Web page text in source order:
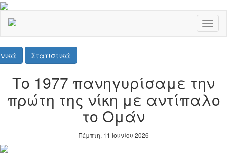
Στατιστικά
Το 1977 πανηγυρίσαμε την
πρώτη της νίκη με αντίπαλο
το Ομάν
Πέμπτη, 11 Ιουνίου 2026